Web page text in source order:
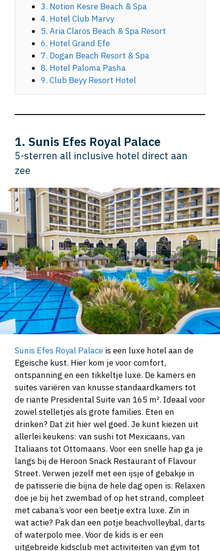
3. Notion Kesre Beach & Spa
4. Hotel Club Marvy
5. Aria Claros Beach & Spa Resort
6. Hotel Grand Efe
7. Dogan Beach Resort & Spa
8. Hotel Paloma Pasha
9. Club Beyy Resort Hotel
1. Sunis Efes Royal Palace
5-sterren all inclusive hotel direct aan
zee
Sunis Efes Royal Palace is een luxe hotel aan de
Egeïsche kust. Hier kom je voor comfort,
ontspanning en een tikkeltje luxe. De kamers en
suites variëren van knusse standaardkamers tot
de riante Presidental Suite van 165 m². Ideaal voor
zowel stelletjes als grote families. Eten en
drinken? Dat zit hier wel goed. Je kunt kiezen uit
allerlei keukens: van sushi tot Mexicaans, van
Italiaans tot Ottomaans. Voor een snelle hap ga je
langs bij de Heroon Snack Restaurant of Flavour
Street. Verwen jezelf met een ijsje of gebakje in
de patisserie die bijna de hele dag open is. Relaxen
doe je bij het zwembad of op het strand, compleet
met cabana’s voor een beetje extra luxe. Zin in
wat actie? Pak dan een potje beachvolleybal, darts
of waterpolo mee. Voor de kids is er een
uitgebreide kidsclub met activiteiten van gym tot